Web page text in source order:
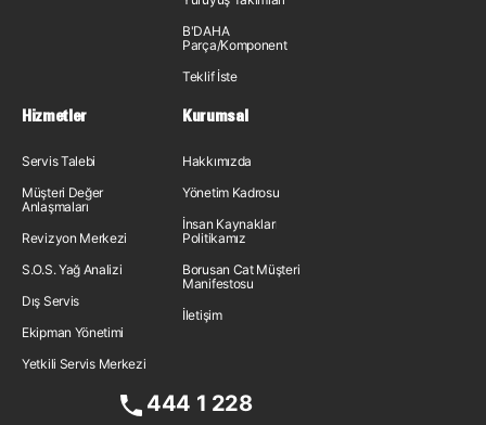
B'DAHA
Parça/Komponent
Teklif İste
Hizmetler
Servis Talebi
Müşteri Değer
Anlaşmaları
Revizyon Merkezi
S.O.S. Yağ Analizi
Dış Servis
Ekipman Yönetimi
Yetkili Servis Merkezi
Kurumsal
Hakkımızda
Yönetim Kadrosu
İnsan Kaynakları
Politikamız
Borusan Cat Müşteri
Manifestosu
İletişim
444 1 228